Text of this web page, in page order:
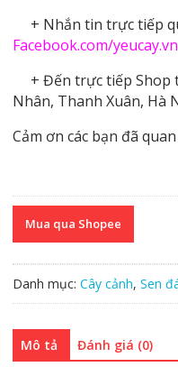
+ Nhắn tin trực tiếp
Facebook.com/yeucay.vn
+ Đến trực tiếp Shop
Nhân, Thanh Xuân, Hà
Cảm ơn các bạn đã
Mua qua Shopee
Danh mục: Cây cảnh, Sen
Mô tả Đánh giá (0)